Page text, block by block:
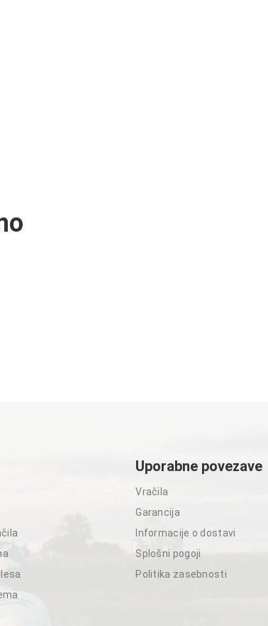
Uporabne povezave
Vračila
Garancija
Informacije o dostavi
Splošni pogoji
Politika zasebnosti